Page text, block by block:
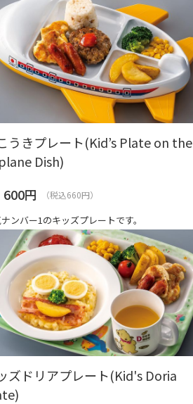
うきプレート(Kid’s Plate on the
Dish)
600円 （税込660円）
ンバー1のキッズプレートです。
ズドリアプレート(Kid's Doria